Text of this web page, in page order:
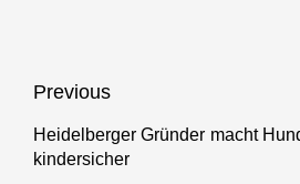
Beitragsnavigation
Previous
Previous
post:
Heidelberger Gründer macht
kindersicher